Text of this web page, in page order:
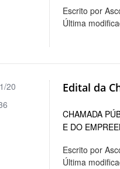
Escrito por
Última
Edital da
CHAMADA
E DO
Escrito por
Última
20